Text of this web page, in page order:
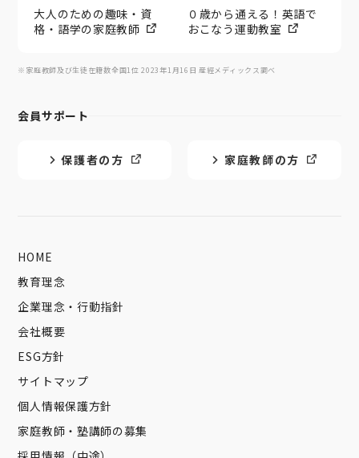
大人のための趣味・資
格・語学の家庭教師
０歳から通える！英語で
おこなう運動教室
※家庭教師及び生徒在籍数全国1位 2023年1月16日 産經メディックス調べ
会員サポート
保護者の方 家庭教師の方
HOME
教育理念
企業理念・行動指針
会社概要
ESG方針
サイトマップ
個人情報保護方針
家庭教師・塾講師の募集